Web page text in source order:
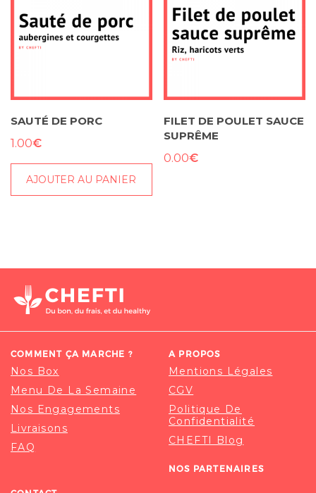
SAUTÉ DE PORC
1.00€
AJOUTER AU PANIER
FILET DE POULET SAUCE
SUPRÊME
0.00€
COMMENT ÇA MARCHE ?
Nos Box
Menu De La Semaine
Nos Engagements
Livraisons
FAQ
A PROPOS
Mentions Légales
CGV
Politique De
Confidentialité
CHEFTI Blog
NOS PARTENAIRES